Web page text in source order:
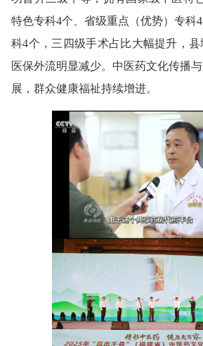
特色专科4个、省级重点（优势）专科
科4个，三四级手术占比大幅提升，县
医保外流明显减少。中医药文化传播
展，群众健康福祉持续增进。